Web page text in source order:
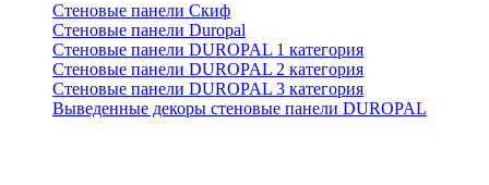
Стеновые панели Скиф
Стеновые панели Duropal
Стеновые панели DUROPAL 1 категория
Стеновые панели DUROPAL 2 категория
Стеновые панели DUROPAL 3 категория
Выведенные декоры стеновые панели DUROPAL